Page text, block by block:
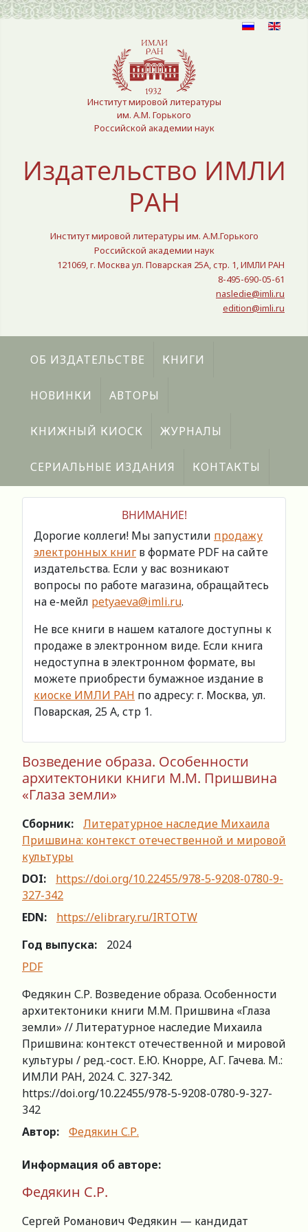
Выберите язык
Институт мировой литературы
им. А.М. Горького
Российской академии наук
Издательство ИМЛИ
РАН
Институт мировой литературы им. А.М.Горького
Российской академии наук
121069, г. Москва ул. Поварская 25A, стр. 1, ИМЛИ РАН
8-495-690-05-61
nasledie@imli.ru
edition@imli.ru
ОБ ИЗДАТЕЛЬСТВЕ КНИГИ
НОВИНКИ АВТОРЫ
КНИЖНЫЙ КИОСК ЖУРНАЛЫ
СЕРИАЛЬНЫЕ ИЗДАНИЯ КОНТАКТЫ
ВНИМАНИЕ!
Дорогие коллеги! Мы запустили продажу
электронных книг в формате PDF на сайте
издательства. Если у вас возникают
вопросы по работе магазина, обращайтесь
на е-мейл petyaeva@imli.ru.
Не все книги в нашем каталоге доступны к
продаже в электронном виде. Если книга
недоступна в электронном формате, вы
можете приобрести бумажное издание в
киоске ИМЛИ РАН по адресу: г. Москва, ул.
Поварская, 25 А, стр 1.
Возведение образа. Особенности
архитектоники книги М.М. Пришвина
«Глаза земли»
Сборник:
Литературное наследие Михаила
Пришвина: контекст отечественной и мировой
культуры
DOI:
https://doi.org/10.22455/978-5-9208-0780-9-
327-342
EDN:
https://elibrary.ru/IRTOTW
Год выпуска:
2024
PDF
Федякин С.Р. Возведение образа. Особенности
архитектоники книги М.М. Пришвина «Глаза
земли» // Литературное наследие Михаила
Пришвина: контекст отечественной и мировой
культуры / ред.-сост. Е.Ю. Кнорре, А.Г. Гачева. М.:
ИМЛИ РАН, 2024. С. 327-342.
https://doi.org/10.22455/978-5-9208-0780-9-327-
342
Автор:
Федякин С.Р.
Информация об авторе:
Федякин С.Р.
Сергей Романович Федякин — кандидат